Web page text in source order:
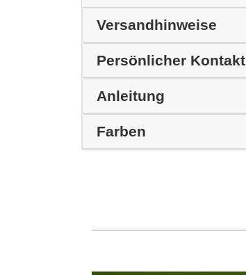
Versandhinweise
Persönlicher Kontakt
Anleitung
Farben